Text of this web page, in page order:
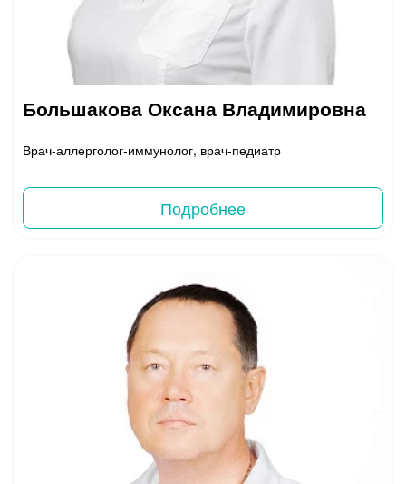
Большакова Оксана Владимировна
Врач-аллерголог-иммунолог, врач-педиатр
Подробнее